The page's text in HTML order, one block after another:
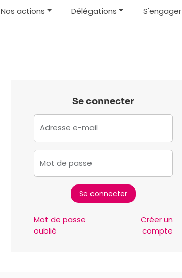
Nos actions Délégations S'engager
Se connecter
Adresse e-mail
Mot de passe
Mot de passe
oublié
Créer un
compte